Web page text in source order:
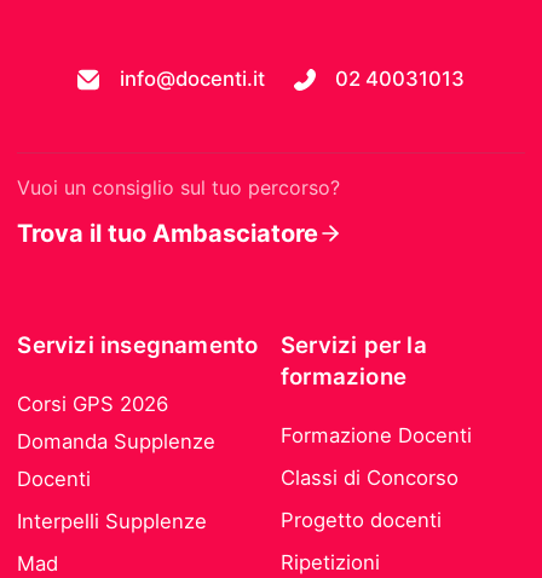
info@docenti.it 02 40031013
Vuoi un consiglio sul tuo percorso?
Trova il tuo Ambasciatore
Servizi insegnamento
Corsi GPS 2026
Domanda Supplenze
Docenti
Interpelli Supplenze
Mad
Servizi per la
formazione
Formazione Docenti
Classi di Concorso
Progetto docenti
Ripetizioni